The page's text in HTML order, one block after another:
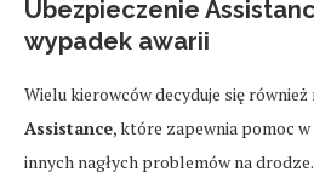
Ubezpieczenie
wypadek awarii
Wielu kierowców decyduje się również
Assistance, które zapewnia pomoc
innych nagłych problemów na